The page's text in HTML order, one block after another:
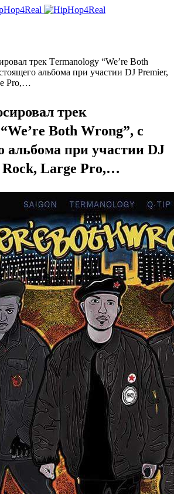
трек Тermanology “We’re Both
альбома при участии DJ Premier,
Pro,…
трек
Both Wrong”, с
альбома при участии DJ
Rock, Largе Pro,…